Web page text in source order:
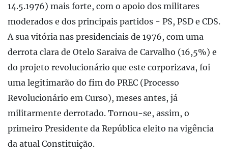
14.5.1976) mais forte, com o apoio dos militares
moderados e dos principais partidos - PS, PSD e CDS.
A sua vitória nas presidenciais de 1976, com uma
derrota clara de Otelo Saraiva de Carvalho (16,5%) e
do projeto revolucionário que este corporizava, foi
uma legitimarão do fim do PREC (Processo
Revolucionário em Curso), meses antes, já
militarmente derrotado. Tornou-se, assim, o
primeiro Presidente da República eleito na vigência
da atual Constituição.